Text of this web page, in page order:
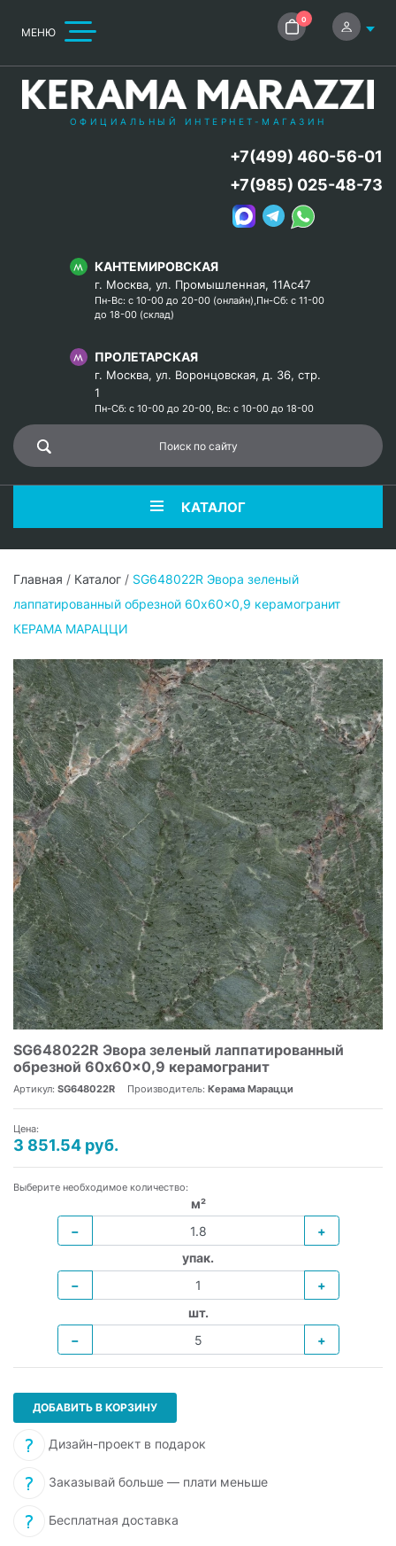
МЕНЮ
0
ОФИЦИАЛЬНЫЙ ИНТЕРНЕТ-МАГАЗИН
КАНТЕМИРОВСКАЯ
г. Москва, ул. Промышленная, 11Ас47
Пн-Вс: с 10-00 до 20-00 (онлайн),Пн-Сб: с 11-00
до 18-00 (склад)
ПРОЛЕТАРСКАЯ
г. Москва, ул. Воронцовская, д. 36, стр.
1
Пн-Сб: с 10-00 до 20-00, Вс: с 10-00 до 18-00
+7(499) 460-56-01
+7(985) 025-48-73
КАТАЛОГ
Главная / Каталог / SG648022R Эвора зеленый
лаппатированный обрезной 60x60x0,9 керамогранит
КЕРАМА МАРАЦЦИ
SG648022R Эвора зеленый лаппатированный
обрезной 60x60x0,9 керамогранит
Артикул: SG648022R Производитель: Керама Марацци
Цена:
3 851.54 руб.
Выберите необходимое количество:
м²
−
+
упак.
−
+
шт.
−
+
ДОБАВИТЬ В КОРЗИНУ
Дизайн-проект в подарок
Заказывай больше — плати меньше
Бесплатная доставка